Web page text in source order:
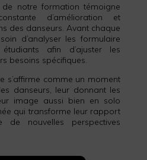
notre formation témoigne
d’amélioration et
des danseurs. Avant chaque
d’analyser les formulaire
afin d’ajuster les
besoins spécifiques.
s’affirme comme un moment
danseurs, leur donnant les
image aussi bien en solo
qui transforme leur rapport
nouvelles perspectives